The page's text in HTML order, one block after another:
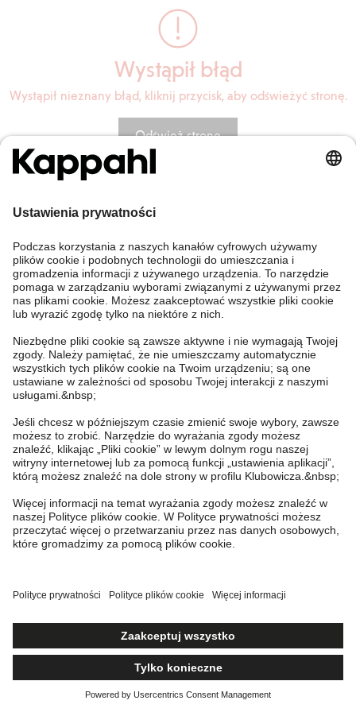
Wystąpił błąd
Wystąpił nieznany błąd, kliknij przycisk, aby odświeżyć stronę.
Odśwież stronę